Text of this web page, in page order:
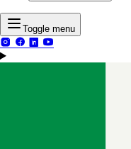
Toggle menu